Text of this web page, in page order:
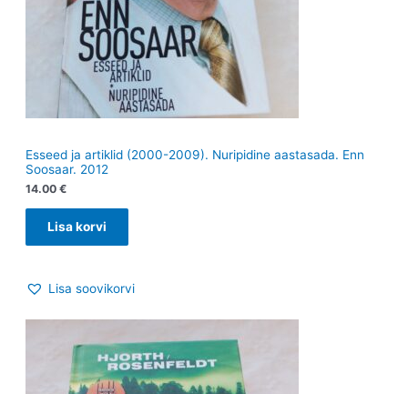
Esseed ja artiklid (2000-2009). Nuripidine aastasada. Enn
Soosaar. 2012
14.00 €
Lisa korvi
Lisa soovikorvi